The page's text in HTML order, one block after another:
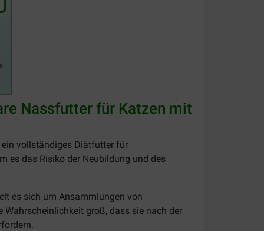
Nassfutter für Katzen mit
vollständiges Diätfutter für
es das Risiko der Neubildung und des
es sich um Ansammlungen von
groß, dass sie nach der